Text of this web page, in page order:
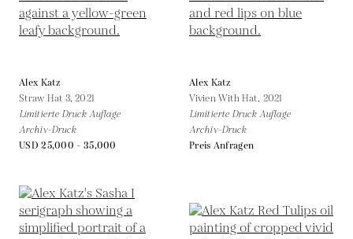
Alex Katz
Straw Hat 3,2021
Limitierte Druck Auflage
Archiv-Druck
USD 25,000 - 35,000
Alex Katz
Vivien With Hat, 2021
Limitierte Druck Auflage
Archiv-Druck
Preis Anfragen